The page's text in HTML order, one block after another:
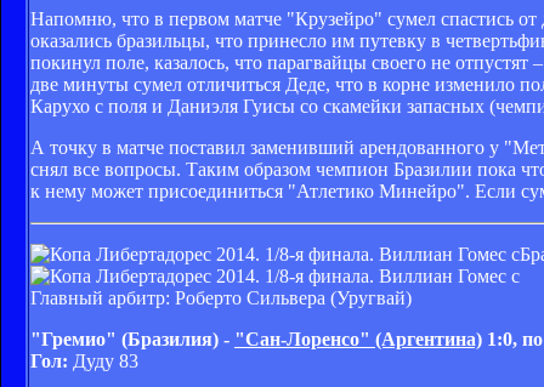
Напомню, что в первом матче "Крузейро" сумел спастись
оказались бразильцы, что принесло им путевку в
покинул поле, казалось, что парагвайцы своего не
две минуты сумел отличиться Деде, что в корне изменило
Карухо с поля и Даниэля Гуисы со скамейки запасных
А точку в матче поставил заменивший арендованного у
снял все вопросы. Таким образом чемпион Бразилии пока
к нему может присоединиться "Атлетико Минейро". Если
Главный арбитр: Роберто Сильвера (Уругвай)
"Гремио" (Бразилия) - "Сан-Лоренсо" (Аргентина) 1:0,
Гол: Дуду 83